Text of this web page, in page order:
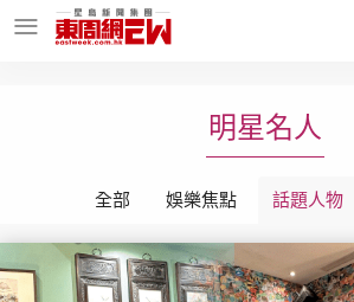
明星名人
全部 娛樂焦點 話題人物